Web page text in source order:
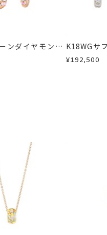
刻印
お届け予定日はご注文か
詳細はこちら
ンダイヤモンド/
イア/ダイヤモン
K18WGサ
ドピアス
¥192,500